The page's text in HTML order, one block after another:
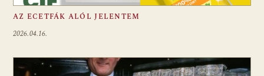
AZ ECETFÁK ALÓL JELENTEM
2026.04.16.